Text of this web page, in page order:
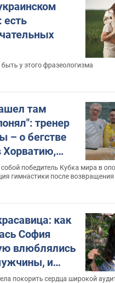
есть
у этого фразеологизма
там
тренер
– о бегстве
Хорватию,
на
лидере
собой победитель Кубка мира в
гимнастики после
как
София
влюблялись
и
фамилия
покорить сердца широкой